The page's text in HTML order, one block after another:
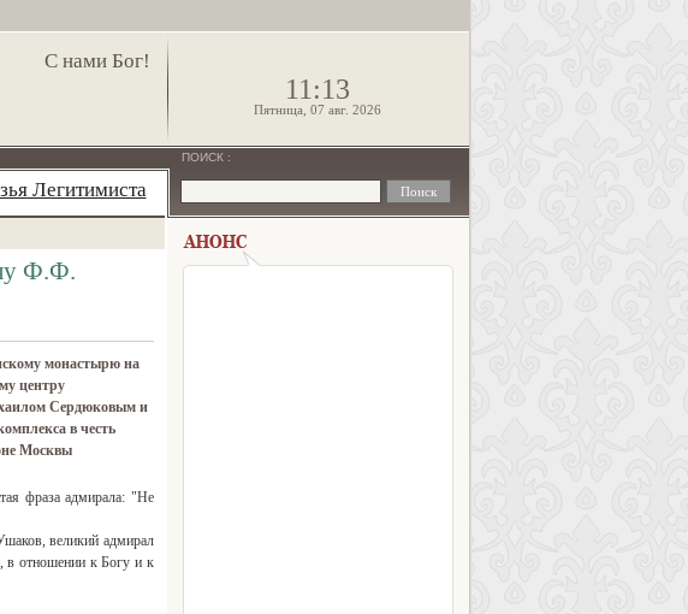
С нами Бог!
11:13
Пятница, 07 авг. 2026
Легитимиста
Ф.Ф.
монастырю на
центру
Сердюковым и
в честь
Москвы
фраза адмирала: "Не
великий адмирал
в отношении к Богу и к
ПОИСК :